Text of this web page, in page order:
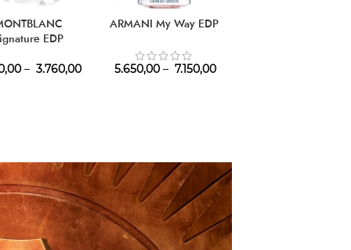
EDP
– 3.760,00
ARMANI My Way EDP
5.650,00 – 7.150,00